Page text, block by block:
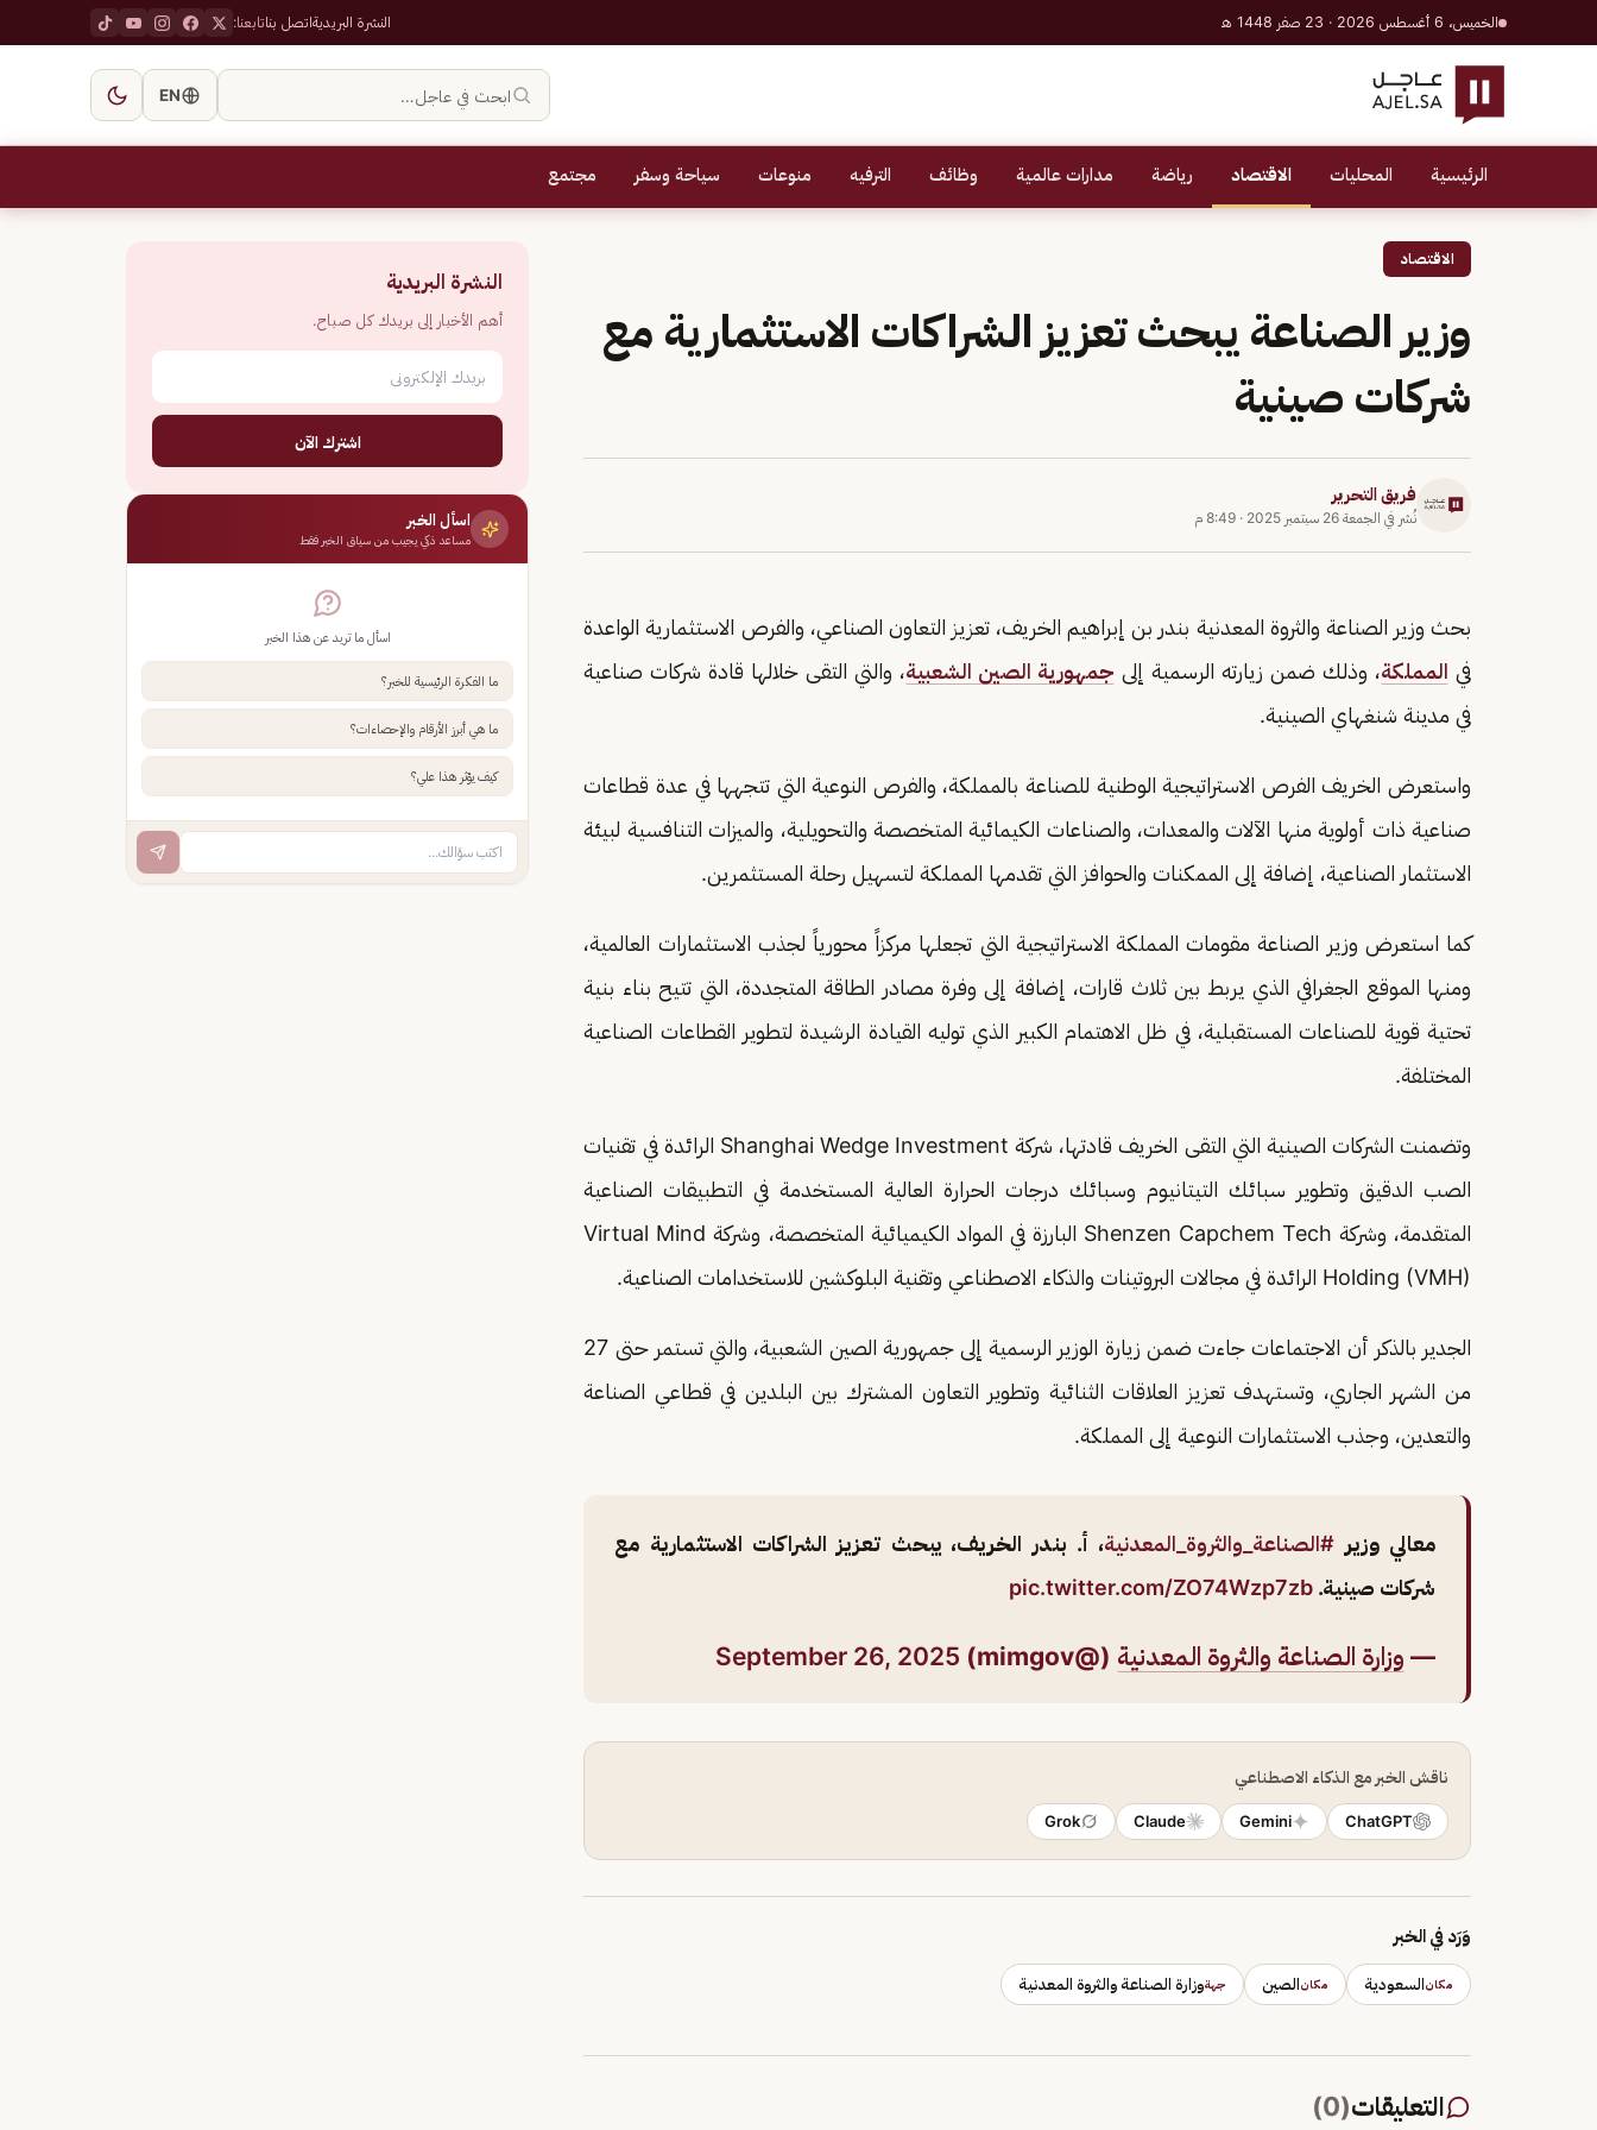
الخميس، 6 أغسطس 2026 · 23 صفر 1448 هـ النشرة البريديةاتصل بناتابعنا:
ابحث في عاجل… EN
الرئيسية المحليات الاقتصاد رياضة مدارات عالمية وظائف الترفيه منوعات سياحة وسفر مجتمع
الاقتصاد
وزير الصناعة يبحث تعزيز الشراكات الاستثمارية مع
شركات صينية
فريق التحرير
نُشر في الجمعة 26 سبتمبر 2025 · 8:49 م
بحث وزير الصناعة والثروة المعدنية بندر بن إبراهيم الخريف، تعزيز التعاون الصناعي، والفرص الاستثمارية الواعدة
في المملكة، وذلك ضمن زيارته الرسمية إلى جمهورية الصين الشعبية، والتي التقى خلالها قادة شركات صناعية
في مدينة شنغهاي الصينية.
واستعرض الخريف الفرص الاستراتيجية الوطنية للصناعة بالمملكة، والفرص النوعية التي تتجهها في عدة قطاعات
صناعية ذات أولوية منها الآلات والمعدات، والصناعات الكيمائية المتخصصة والتحويلية، والميزات التنافسية لبيئة
الاستثمار الصناعية، إضافة إلى الممكنات والحوافز التي تقدمها المملكة لتسهيل رحلة المستثمرين.
كما استعرض وزير الصناعة مقومات المملكة الاستراتيجية التي تجعلها مركزاً محورياً لجذب الاستثمارات العالمية،
ومنها الموقع الجغرافي الذي يربط بين ثلاث قارات، إضافة إلى وفرة مصادر الطاقة المتجددة، التي تتيح بناء بنية
تحتية قوية للصناعات المستقبلية، في ظل الاهتمام الكبير الذي توليه القيادة الرشيدة لتطوير القطاعات الصناعية
المختلفة.
وتضمنت الشركات الصينية التي التقى الخريف قادتها، شركة Shanghai Wedge Investment الرائدة في تقنيات
الصب الدقيق وتطوير سبائك التيتانيوم وسبائك درجات الحرارة العالية المستخدمة في التطبيقات الصناعية
المتقدمة، وشركة Shenzen Capchem Tech البارزة في المواد الكيميائية المتخصصة، وشركة Virtual Mind
Holding (VMH) الرائدة في مجالات البروتينات والذكاء الاصطناعي وتقنية البلوكشين للاستخدامات الصناعية.
الجدير بالذكر أن الاجتماعات جاءت ضمن زيارة الوزير الرسمية إلى جمهورية الصين الشعبية، والتي تستمر حتى 27
من الشهر الجاري، وتستهدف تعزيز العلاقات الثنائية وتطوير التعاون المشترك بين البلدين في قطاعي الصناعة
والتعدين، وجذب الاستثمارات النوعية إلى المملكة.
معالي وزير #الصناعة_والثروة_المعدنية، أ. بندر الخريف، يبحث تعزيز الشراكات الاستثمارية مع
شركات صينية. pic.twitter.com/ZO74Wzp7zb
— وزارة الصناعة والثروة المعدنية (@mimgov)
September 26, 2025
ناقش الخبر مع الذكاء الاصطناعي
ChatGPT
Gemini
Claude
Grok
وَرَد في الخبر
مكانالسعودية مكانالصين جهةوزارة الصناعة والثروة المعدنية
التعليقات(
0
)
النشرة البريدية
أهم الأخبار إلى بريدك كل صباح.
اشترك الآن
اسأل الخبر
مساعد ذكي يجيب من سياق الخبر فقط
اسأل ما تريد عن هذا الخبر
ما الفكرة الرئيسية للخبر؟
ما هي أبرز الأرقام والإحصاءات؟
كيف يؤثر هذا علي؟